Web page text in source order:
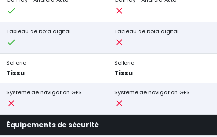
Tableau de bord digital Tableau de bord digital
Sellerie
Tissu
Sellerie
Tissu
Système de navigation GPS Système de navigation GPS
Équipements de sécurité